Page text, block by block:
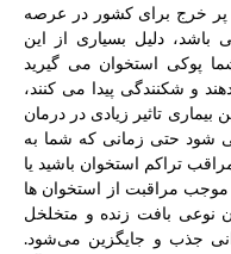
پر خرج برای کشور در عرصه
دلیل بسیاری از این
پوکی استخوان می گیرید
و شکنندگی پیدا می کنند،
تاثیر زیادی در درمان
شود حتی زمانی که شما به
تراکم استخوان باشید یا
مراقبت از استخوان ها
نوعی بافت زنده و متخلخل
جذب و جایگزین می‌شود.